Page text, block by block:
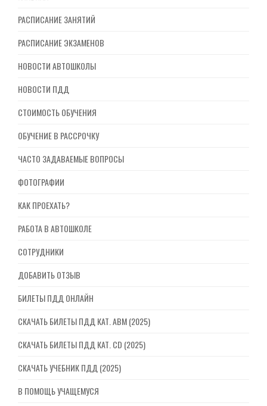
РАСПИСАНИЕ ЗАНЯТИЙ
РАСПИСАНИЕ ЭКЗАМЕНОВ
НОВОСТИ АВТОШКОЛЫ
НОВОСТИ ПДД
СТОИМОСТЬ ОБУЧЕНИЯ
ОБУЧЕНИЕ В РАССРОЧКУ
ЧАСТО ЗАДАВАЕМЫЕ ВОПРОСЫ
ФОТОГРАФИИ
КАК ПРОЕХАТЬ?
РАБОТА В АВТОШКОЛЕ
СОТРУДНИКИ
ДОБАВИТЬ ОТЗЫВ
БИЛЕТЫ ПДД ОНЛАЙН
СКАЧАТЬ БИЛЕТЫ ПДД КАТ. ABM (2025)
СКАЧАТЬ БИЛЕТЫ ПДД КАТ. CD (2025)
СКАЧАТЬ УЧЕБНИК ПДД (2025)
В ПОМОЩЬ УЧАЩЕМУСЯ